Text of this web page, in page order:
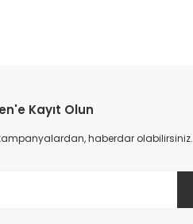
Kayıt Olun
haberdar olabilirsiniz.